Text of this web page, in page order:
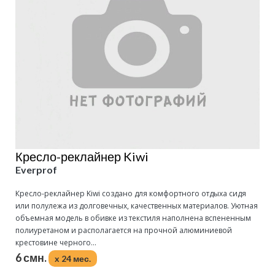
Кресло-реклайнер Kiwi
Everprof
Кресло-реклайнер Kiwi создано для комфортного отдыха сидя
или полулежа из долговечных, качественных материалов. Уютная
объемная модель в обивке из текстиля наполнена вспененным
полиуретаном и располагается на прочной алюминиевой
крестовине черного...
6 смн.
x 24 мес.